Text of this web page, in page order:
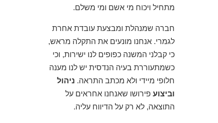
מתחיל ויכוח מי אשם ומי משלם.
חברה שמנהלת ומבצעת עובדת אחרת
לגמרי. אנחנו מונעים את התקלה מראש,
כי קבלני המשנה כפופים לנו ישירות, וכי
כשמתעוררת בעיה הנדסית יש לנו מענה
חלופי מיידי ולא מכתב התראה. ניהול
וביצוע פירושו שאנחנו אחראים על
התוצאה, לא רק על הדיווח עליה.